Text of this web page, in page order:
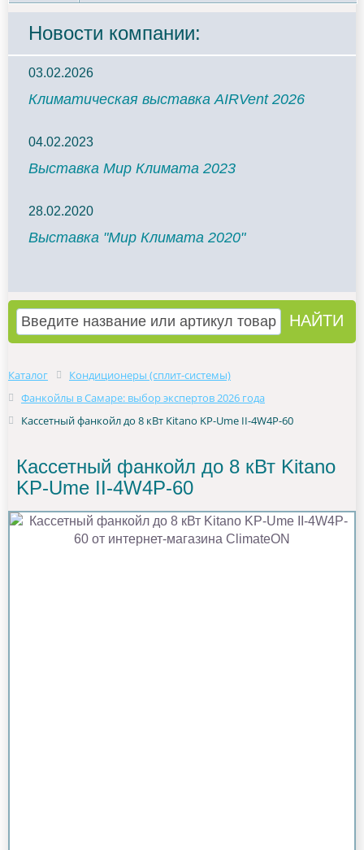
Новости компании:
03.02.2026
Климатическая выставка AIRVent 2026
04.02.2023
Выставка Мир Климата 2023
28.02.2020
Выставка "Мир Климата 2020"
Каталог
Кондиционеры (сплит-системы)
Фанкойлы в Самаре: выбор экспертов 2026 года
Кассетный фанкойл до 8 кВт Kitano KP-Ume II-4W4P-60
Кассетный фанкойл до 8 кВт Kitano
KP-Ume II-4W4P-60